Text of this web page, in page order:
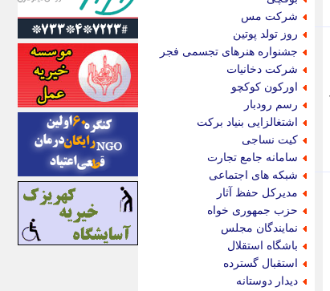
شرکت مس
روز تولد پوتین
جشنواره هنرهای تجسمی فجر
شرکت دخانیات
اورکون کوکچو
رسم رودبار
اشتغالزایی بنیاد برکت
کیت نساجی
سامانه جامع تجارت
شبکه های اجتماعی
مدیرکل حفظ آثار
حزب جمهوری خواه
نمایندگان مجلس
باشگاه استقلال
استقبال گسترده
دیدار دوستانه
ایرنا
ایسکانیوز
ایسنا
ایکنا
ایلنا
اینتیتر
ایونا نیوز
بازتاب آنلاین
باشگاه خبرنگاران
باغستان نیوز
بامبوک
ببین و بخون
بدینسان
بنکر